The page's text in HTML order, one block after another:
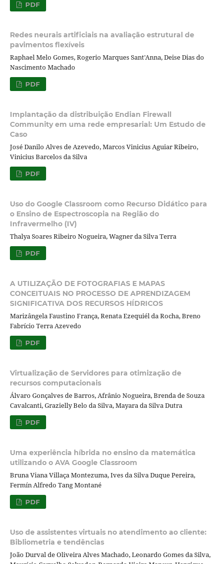
PDF
Redes neurais artificiais na avaliação estrutural de
pavimentos flexíveis
Raphael Melo Gomes, Rogerio Marques Sant'Anna, Deise Dias do
Nascimento Machado
PDF
Implantação da distribuição Endian Firewall
Community em uma rede empresarial: Um Estudo de
Caso
José Danilo Alves de Azevedo, Marcos Vinicius Aguiar Ribeiro,
Vinicius Barcelos da Silva
PDF
Uso do Google Classroom como Recurso Didático para
o Ensino de Espectroscopia na Região do
Infravermelho (IV)
Thalya Soares Ribeiro Nogueira, Wagner da Silva Terra
PDF
A UTILIZAÇÃO DE FOTOGRAFIAS E MAPAS
CONCEITUAIS NO PROCESSO DE APRENDIZAGEM
SIGNIFICATIVA DOS RECURSOS HÍDRICOS
Marizângela Faustino França, Renata Ezequiél da Rocha, Breno
Fabrício Terra Azevedo
PDF
Virtualização de Servidores para otimização de
recursos computacionais
Álvaro Gonçalves de Barros, Afrânio Nogueira, Brenda de Souza
Cavalcanti, Grazielly Belo da Silva, Mayara da Silva Dutra
PDF
Uma experiência híbrida no ensino da matemática
utilizando o AVA Google Classroom
Bruna Viana Villaça Montezuma, Ives da Silva Duque Pereira,
Fermín Alfredo Tang Montané
PDF
Uso de assistentes virtuais no atendimento ao cliente:
Bibliometria e tendências
João Durval de Oliveira Alves Machado, Leonardo Gomes da Silva,